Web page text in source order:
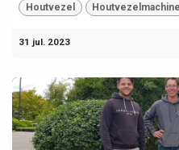
Houtvezel Houtvezelmachine
31 jul. 2023